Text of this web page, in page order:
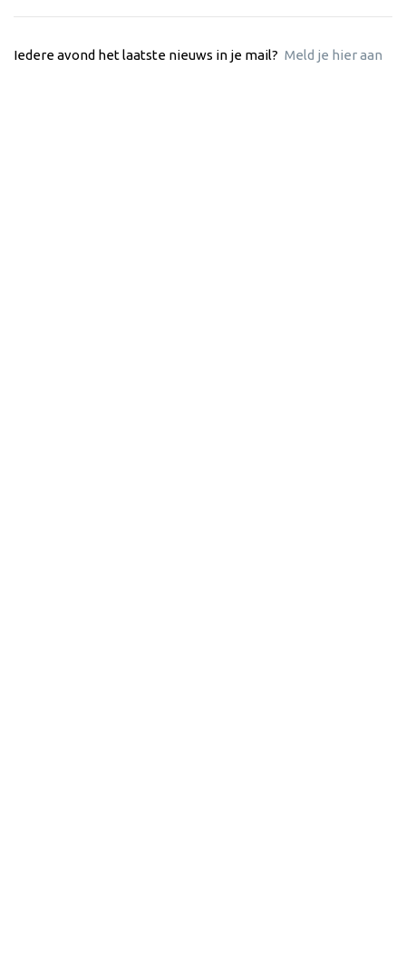
Iedere avond het laatste nieuws in je mail? Meld je hier aan